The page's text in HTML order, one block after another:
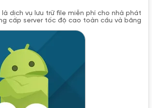
là dịch vụ lưu trữ file miễn phí cho nhà phát
cấp server tốc độ cao toàn cầu và băng